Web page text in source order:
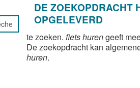
DE ZOEKOPDRACHT
OPGELEVERD
te zoeken. fiets hurengeeft
De zoekopdracht kan
huren.